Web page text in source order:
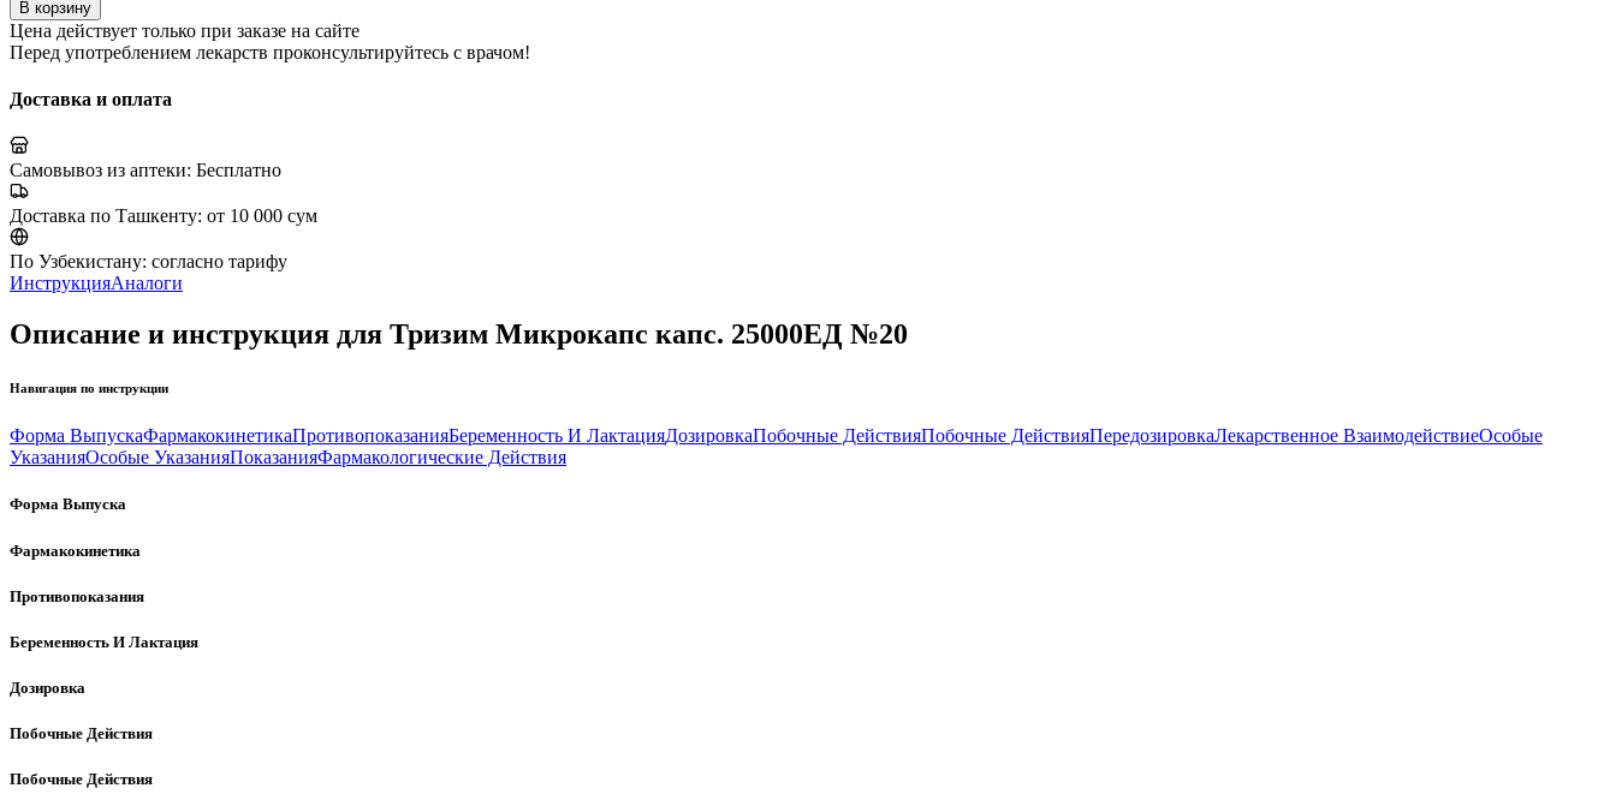
В корзину
Цена действует только при заказе на сайте
Перед употреблением лекарств проконсультируйтесь с врачом!
Доставка и оплата
Самовывоз из аптеки: Бесплатно
Доставка по Ташкенту: от 10 000 сум
По Узбекистану: согласно тарифу
ИнструкцияАналоги
Описание и инструкция для Тризим Микрокапс капс. 25000ЕД №20
Навигация по инструкции
Форма ВыпускаФармакокинетикаПротивопоказанияБеременность И ЛактацияДозировкаПобочные ДействияПобочные ДействияПередозировкаЛекарственное ВзаимодействиеОсобые
УказанияОсобые УказанияПоказанияФармакологические Действия
Форма Выпуска
Фармакокинетика
Противопоказания
Беременность И Лактация
Дозировка
Побочные Действия
Побочные Действия